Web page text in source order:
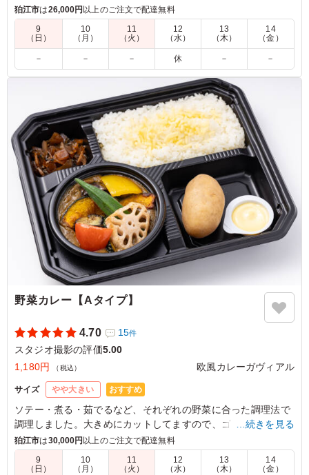
食べたら忘れられない深みのある味わい。色鮮やかな人参ナム
ルやほうれん草ナムルも添えてあり、見た目にも美味しさを感
じます。ロケやイベントでのランチにぴったりです。
5.0
さすが焼肉屋さん、豚タンの質が良いです。絶妙な厚みで
絶品。ネギ塩だれがガツンと効きつつも後味は爽やかで、
箸が止まらなくなります。スタミナをつけたい時や、お酒
のおつまみにも合いそうな味わい。
ご利用シーン： ロケ・撮影 › スタジオ撮影
東京都世田谷区野沢2026/06/15
狛江市は26,000円 以上のご注文で配達無料
9
（日）
10
（月）
11
（火）
12
（水）
13
（木）
14
（金）
－ － － 休 － －
野菜カレー【Aタイプ】
4.70 15件
スタジオ撮影の評価5.00
1,180円
（税込） 欧風カレーガヴィアル
サイズ やや大きい おすすめ
ソテー・煮る・茹でるなど、それぞれの野菜に合った調理法で
調理しました。大きめにカットしてますので、ゴロゴロした食
感をお楽しみいただけます。(季節によって野菜の内容は異なり
ます。)
…続きを見る
狛江市は30,000円 以上のご注文で配達無料
9
（日）
10
（月）
11
（火）
12
（水）
13
（木）
14
（金）